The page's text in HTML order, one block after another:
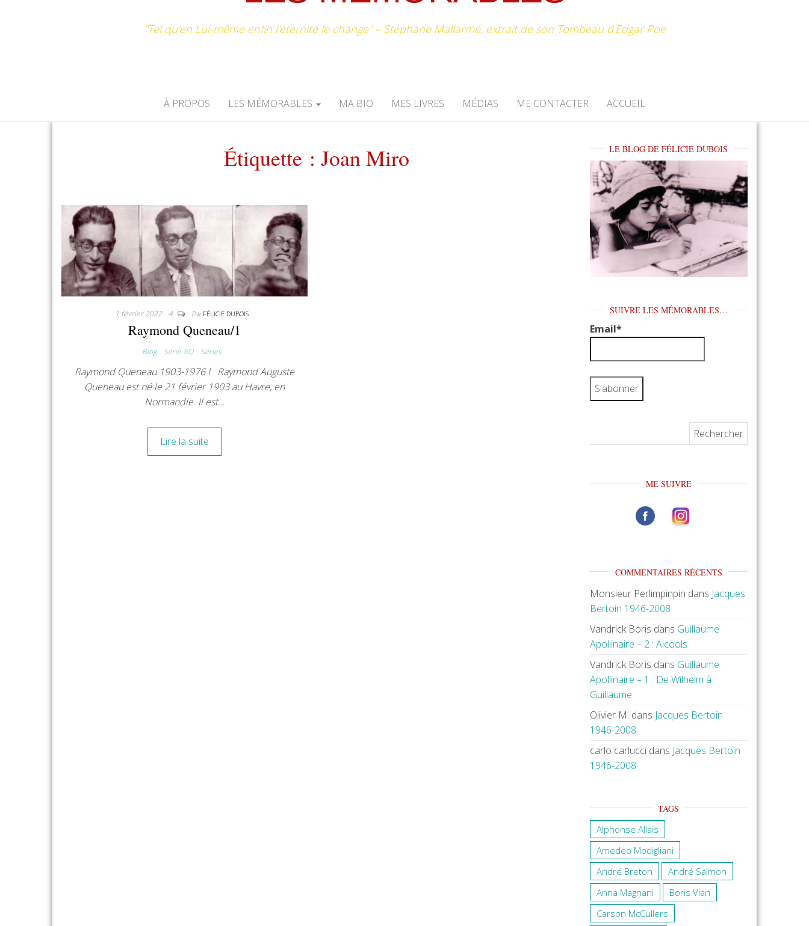
"Tel qu'en Lui-même enfin l'éternité le change" – Stéphane Mallarmé, extrait de son Tombeau d'Edgar Poe
À PROPOS LES MÉMORABLES MA BIO MES LIVRES MÉDIAS ME CONTACTER ACCUEIL
Étiquette : Joan Miro
1 février 2022 4 ParFÉLICIE DUBOIS
Raymond Queneau/1
Blog Série-RQ Séries
Raymond Queneau 1903-1976 I Raymond Auguste
Queneau est né le 21 février 1903 au Havre, en
Normandie. Il est…
Lire la suite
LE BLOG DE FÉLICIE DUBOIS
SUIVRE LES MÉMORABLES…
Email*
ME SUIVRE
COMMENTAIRES RÉCENTS
Monsieur Perlimpinpin dans Jacques
Bertoin 1946-2008
Vandrick Boris dans Guillaume
Apollinaire – 2 : Alcools
Vandrick Boris dans Guillaume
Apollinaire – 1 : De Wilhelm à
Guillaume
Olivier M. dans Jacques Bertoin
1946-2008
carlo carluccidans Jacques Bertoin
1946-2008
TAGS
Alphonse Allais
Amedeo Modigliani
André Breton
André Salmon
Anna Magnani
Boris Vian
Carson McCullers